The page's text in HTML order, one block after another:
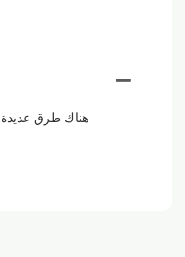
هناك طرق عديدة